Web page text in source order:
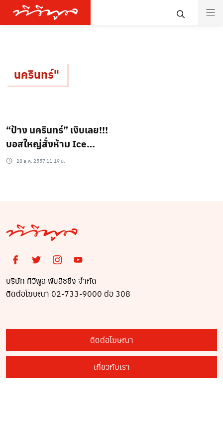
นครินทร์"
“ป้าง นครินทร์” เงิบเลย!!!
บอสใหญ่สั่งห้าม Ice
Bucket ไม่งั้นมีเลือด!!!
28 ส.ค. 2557 11:19 น.
บริษัท ทีวีพูล พับลิชชิ่ง จำกัด
ติดต่อโฆษณา 02-733-9000 ต่อ 308
ติดต่อโฆษณา
เกี่ยวกับเรา